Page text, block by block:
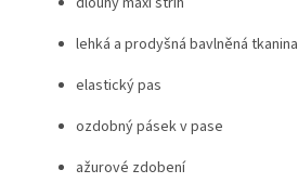
lehká a prodyšná bavlněná tkanina
elastický pas
ozdobný pásek v pase
ažurové zdobení